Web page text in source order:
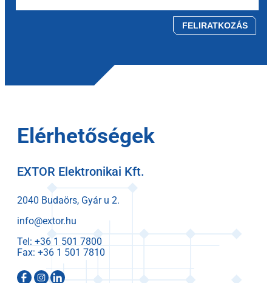
Elérhetőségek
EXTOR Elektronikai Kft.
2040 Budaörs, Gyár u 2.
info@extor.hu
Tel:
Fax: